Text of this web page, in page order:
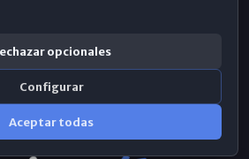
opcionales
Configurar
Aceptar todas